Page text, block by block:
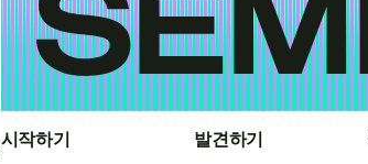
시작하기 발견하기